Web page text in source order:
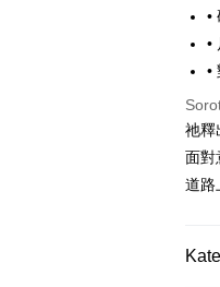
•
•
•
祂釋
面對
道路